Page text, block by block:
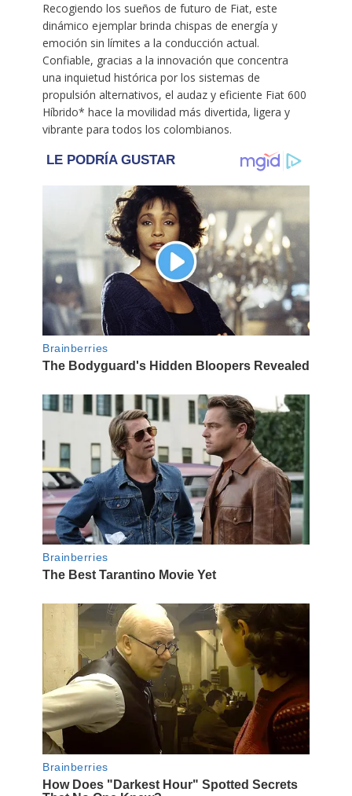
Recogiendo los sueños de futuro de Fiat, este
dinámico ejemplar brinda chispas de energía y
emoción sin límites a la conducción actual.
Confiable, gracias a la innovación que concentra
una inquietud histórica por los sistemas de
propulsión alternativos, el audaz y eficiente Fiat 600
Híbrido* hace la movilidad más divertida, ligera y
vibrante para todos los colombianos.